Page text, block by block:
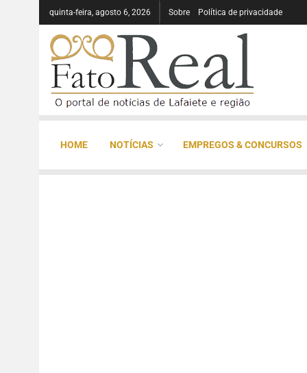
quinta-feira, agosto 6, 2026 Sobre Política de privacidade
HOME NOTÍCIAS EMPREGOS & CONCURSOS